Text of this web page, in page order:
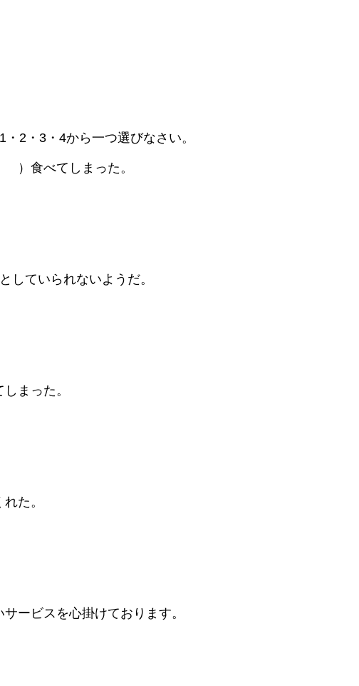
・3・4から一つ選びなさい。
）食べてしまった。
ていられないようだ。
まった。
た。
ビスを心掛けております。